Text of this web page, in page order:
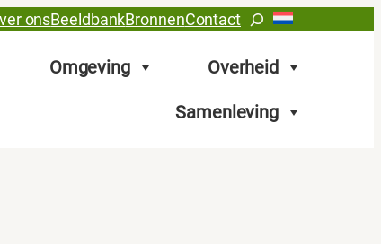
onsBeeldbankBronnenContactZoeken
Omgeving Overheid
Samenleving